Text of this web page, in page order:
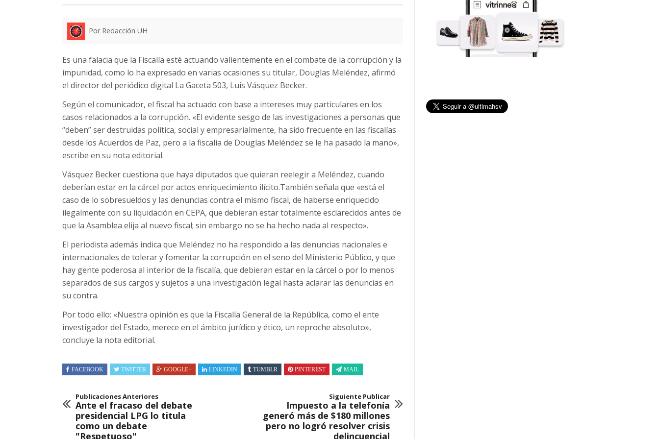
Por Redacción UH
Es una falacia que la Fiscalía esté actuando valientemente en el combate de la corrupción y la
impunidad, como lo ha expresado en varias ocasiones su titular, Douglas Meléndez, afirmó
el director del periódico digital La Gaceta 503, Luis Vásquez Becker.
Según el comunicador, el fiscal ha actuado con base a intereses muy particulares en los
casos relacionados a la corrupción. «El evidente sesgo de las investigaciones a personas que
“deben” ser destruidas política, social y empresarialmente, ha sido frecuente en las fiscalías
desde los Acuerdos de Paz, pero a la fiscalía de Douglas Meléndez se le ha pasado la mano»,
escribe en su nota editorial.
Vásquez Becker cuestiona que haya diputados que quieran reelegir a Meléndez, cuando
deberían estar en la cárcel por actos enriquecimiento ilícito.También señala que «está el
caso de lo sobresueldos y las denuncias contra el mismo fiscal, de haberse enriquecido
ilegalmente con su liquidación en CEPA, que debieran estar totalmente esclarecidos antes de
que la Asamblea elija al nuevo fiscal; sin embargo no se ha hecho nada al respecto».
El periodista además indica que Meléndez no ha respondido a las denuncias nacionales e
internacionales de tolerar y fomentar la corrupción en el seno del Ministerio Público, y que
hay gente poderosa al interior de la fiscalía, que debieran estar en la cárcel o por lo menos
separados de sus cargos y sujetos a una investigación legal hasta aclarar las denuncias en
su contra.
Por todo ello: «Nuestra opinión es que la Fiscalía General de la República, como el ente
investigador del Estado, merece en el ámbito jurídico y ético, un reproche absoluto»,
concluye la nota editorial.
FACEBOOK TWITTER GOOGLE+ LINKEDIN TUMBLR PINTEREST MAIL
Publicaciones Anteriores
Ante el fracaso del debate
presidencial LPG lo titula
como un debate
"Respetuoso"
Siguiente Publicar
Impuesto a la telefonía
generó más de $180 millones
pero no logró resolver crisis
delincuencial